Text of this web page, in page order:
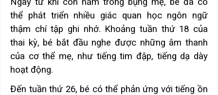
thể phát triển nhiều giác quan học ngôn ngữ
thậm chí tập ghi nhớ. Khoảng tuần thứ 18 của
thai kỳ, bé bắt đầu nghe được những âm thanh
của cơ thể mẹ, như tiếng tim đập, tiếng dạ dày
hoạt động.
Đến tuần thứ 26, bé có thể phản ứng với tiếng ồn